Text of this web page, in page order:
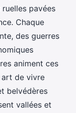
pavées
Chaque
des guerres
animent ces
art de vivre
belvédères
vallées et